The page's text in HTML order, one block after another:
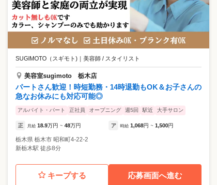
SUGIMOTO（スギモト) ｜ 美容師 / スタイリスト
美容室sugimoto 栃木店
パートさん歓迎！時短勤務・14時退勤もOK＆お子さんの
急なお休みにも対応可能◎
アルバイト・パート 正社員 オープニング 週5回 駅近 大手サロン
正 月給 18.9万円 ~ 48万円 ア 時給 1,068円 ~ 1,500円
栃木県 栃木市 昭和町4-22-2
新栃木駅 徒歩8分
キープする 応募画面へ進む